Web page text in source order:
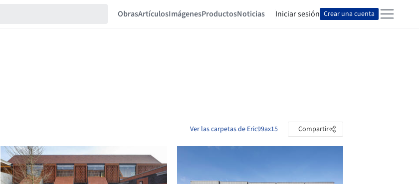
ObrasArtículosImágenesProductosNoticias Iniciar sesión Crear una cuenta
Ver las carpetas de Eric99ax15 Compartir